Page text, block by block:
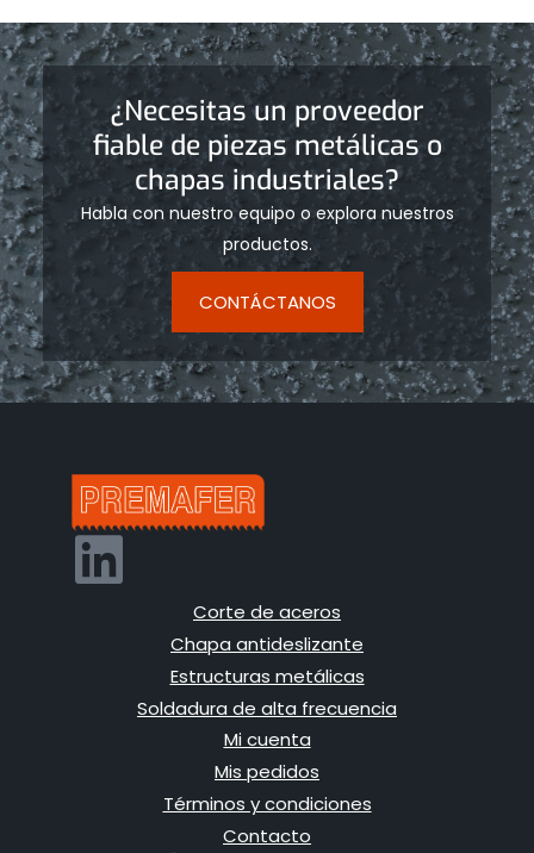
¿Necesitas un proveedor
fiable de piezas metálicas o
chapas industriales?
Habla con nuestro equipo o explora nuestros
productos.
CONTÁCTANOS
Corte de aceros
Chapa antideslizante
Estructuras metálicas
Soldadura de alta frecuencia
Mi cuenta
Mis pedidos
Términos y condiciones
Contacto